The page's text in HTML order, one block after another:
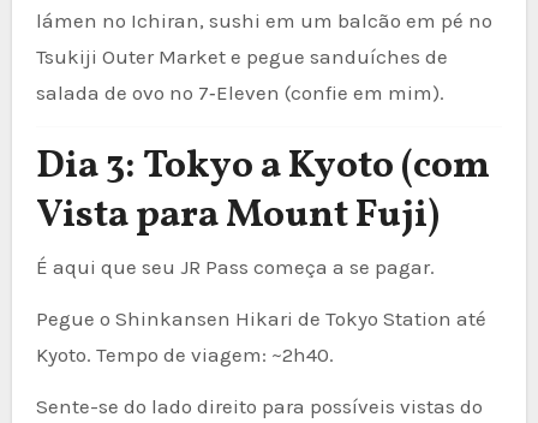
lámen no Ichiran, sushi em um balcão em pé no
Tsukiji Outer Market e pegue sanduíches de
salada de ovo no 7‑Eleven (confie em mim).
Dia 3: Tokyo a Kyoto (com
Vista para Mount Fuji)
É aqui que seu JR Pass começa a se pagar.
Pegue o Shinkansen Hikari de Tokyo Station até
Kyoto. Tempo de viagem: ~2h40.
Sente-se do lado direito para possíveis vistas do